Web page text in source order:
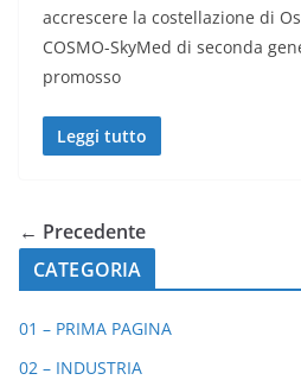
accrescere la costellazione di
COSMO-SkyMed di seconda
promosso
Leggi tutto
← Precedente
CATEGORIA
01 – PRIMA PAGINA
02 – INDUSTRIA